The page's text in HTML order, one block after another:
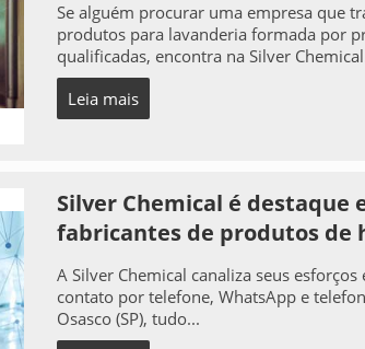
Se alguém procurar uma empresa que
produtos para lavanderia formada por
qualificadas, encontra na Silver
Leia mais
Silver Chemical é destaque
fabricantes de produtos de
A Silver Chemical canaliza seus
contato por telefone, WhatsApp e
Osasco (SP), tudo...